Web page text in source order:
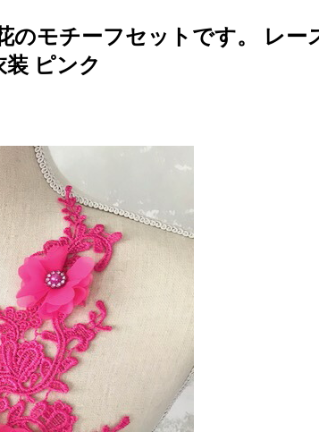
のモチーフセットです。 レ
装 ピンク